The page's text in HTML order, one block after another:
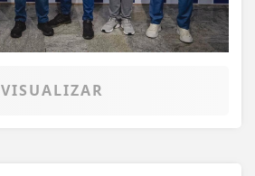
VISUALIZAR